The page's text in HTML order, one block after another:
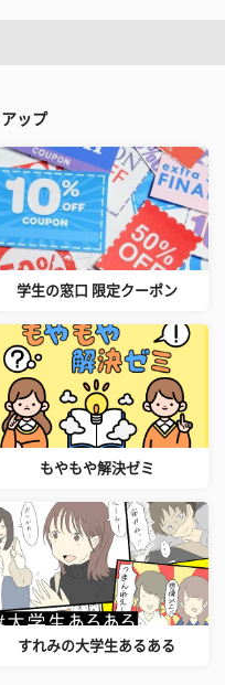
ップ
学生の窓口 限定クーポン
もやもや解決ゼミ
すれみの大学生あるある